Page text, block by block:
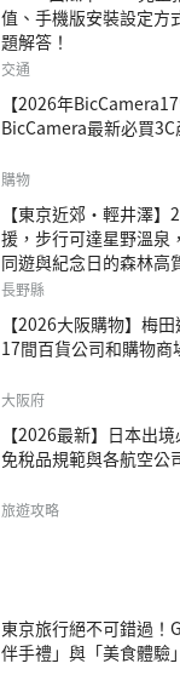
值、手機版安裝設定方
題解答！
交通
【2026年BicCamera17
BicCamera最新必買
購物
【東京近郊・輕井澤
援，步行可達星野溫泉
同遊與紀念日的森林高
森四季VILLA」
長野縣
【2026大阪購物】梅
17間百貨公司和購物商
大阪府
【2026最新】日本出
免稅品規範與各航空公
旅遊攻略
東京旅行絕不可錯過！
伴手禮」與「美食體驗